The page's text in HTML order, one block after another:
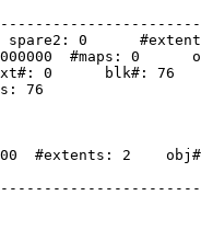
0
0
0      blk#: 76
76
#extents: 2